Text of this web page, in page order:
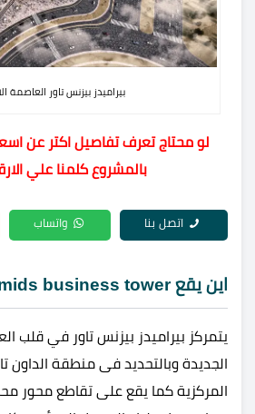
بيراميدز بيزنس تاور العاصمة
لو محتاج تعرف تفاصيل اكتر عن
بالمشروع كلمنا علي
اتصل بنا واتساب
اين يقع pyramids business tower؟
يتمركز بيراميدز بيزنس تاور في قلب
الجديدة وبالتحديد فى منطقة الداون
المركزية كما يقع على تقاطع محور